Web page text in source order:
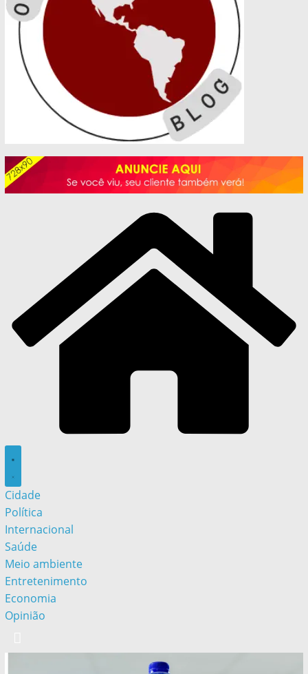
Cidade
Política
Internacional
Saúde
Meio ambiente
Entretenimento
Economia
Opinião